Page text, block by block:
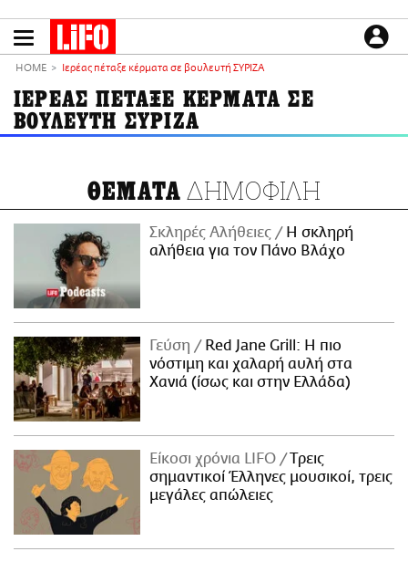
το
κυρίως
LIFO SHOP
NEWSLETTER
ΜΙΚΡΟΠΡΑΓΜΑΤΑ
THE GOOD LIFO
LIFOLAND
CITY GUIDE
ΑΜΠΑ
PRINT
ΕΙΔΗΣΕΙΣ
CULTURE
ΑΠΟΨΕΙΣ
PODCASTS
Plus
HOME Ιερέας πέταξε κέρματα σε βουλευτή ΣΥΡΙΖΑ
ΙΕΡΕΑΣ ΠΕΤΑΞΕ ΚΕΡΜΑΤΑ ΣΕ
ΒΟΥΛΕΥΤΗ ΣΥΡΙΖΑ
ΘΕΜΑΤΑ ΔΗΜΟΦΙΛΗ
Σκληρές Αλήθειες
H σκληρή
αλήθεια για τον Πάνο Βλάχο
Γεύση
Red Jane Grill: Η πιο
νόστιμη και χαλαρή αυλή στα
Χανιά (ίσως και στην Ελλάδα)
Είκοσι χρόνια LIFO
Tρεις
σημαντικοί Έλληνες μουσικοί, τρεις
μεγάλες απώλειες